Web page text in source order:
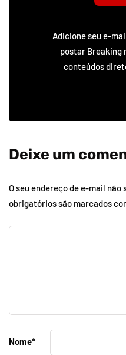
Adicione seu e-
postar Breaking
conteúdos
Deixe um
O seu endereço de e-mail não
obrigatórios são marcados
Nome*